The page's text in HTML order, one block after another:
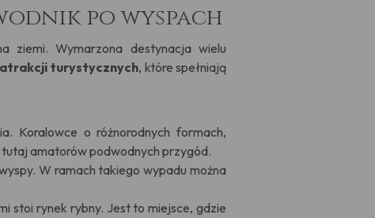
po wyspach
Wymarzona destynacja wielu
atrakcji turystycznych, które spełniają
Koralowce o różnorodnych formach,
amatorów podwodnych przygód.
W ramach takiego wypadu można
stoi rynek rybny. Jest to miejsce, gdzie